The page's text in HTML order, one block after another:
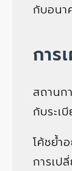
กับอนา
การ
สถานก
กับระเ
โค้ชย้ำ
การเป